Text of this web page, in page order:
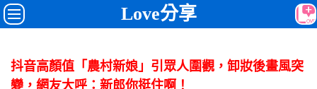
Love分享
抖音高顏值「農村新娘」引眾人圍觀，卸妝後畫風突
變，網友大呼：新郎你挺住啊！